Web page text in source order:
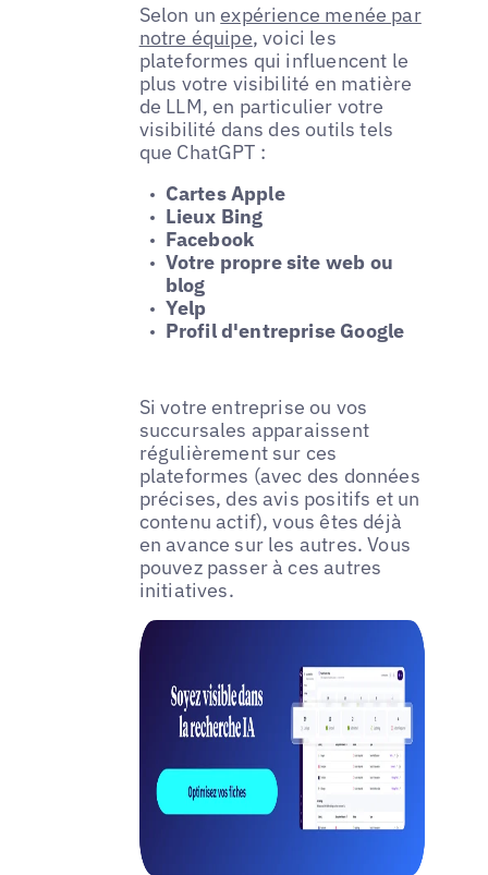
Selon un expérience menée par
notre équipe, voici les
plateformes qui influencent le
plus votre visibilité en matière
de LLM, en particulier votre
visibilité dans des outils tels
que ChatGPT :
Cartes Apple
Lieux Bing
Facebook
Votre propre site web ou
blog
Yelp
Profil d'entreprise Google
Si votre entreprise ou vos
succursales apparaissent
régulièrement sur ces
plateformes (avec des données
précises, des avis positifs et un
contenu actif), vous êtes déjà
en avance sur les autres. Vous
pouvez passer à ces autres
initiatives.